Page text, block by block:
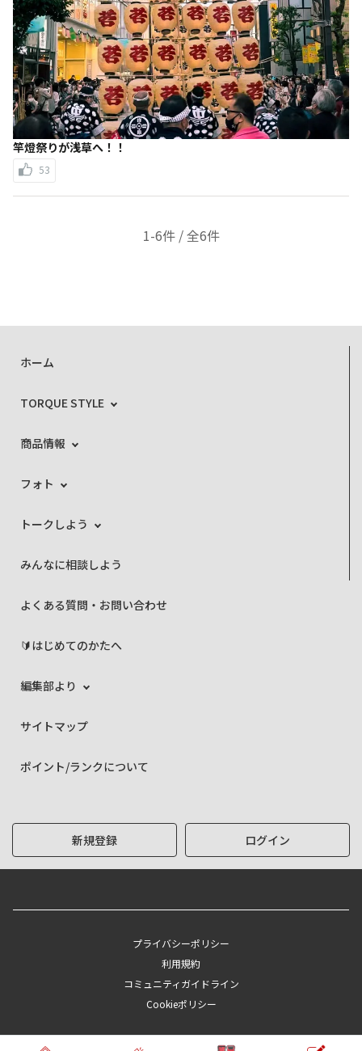
竿燈祭りが浅草へ！！
53
1-6件 / 全6件
ホーム
TORQUE STYLE
商品情報
フォト
トークしよう
みんなに相談しよう
よくある質問・お問い合わせ
🔰はじめてのかたへ
編集部より
サイトマップ
ポイント/ランクについて
新規登録 ログイン
プライバシーポリシー
利用規約
コミュニティガイドライン
Cookieポリシー